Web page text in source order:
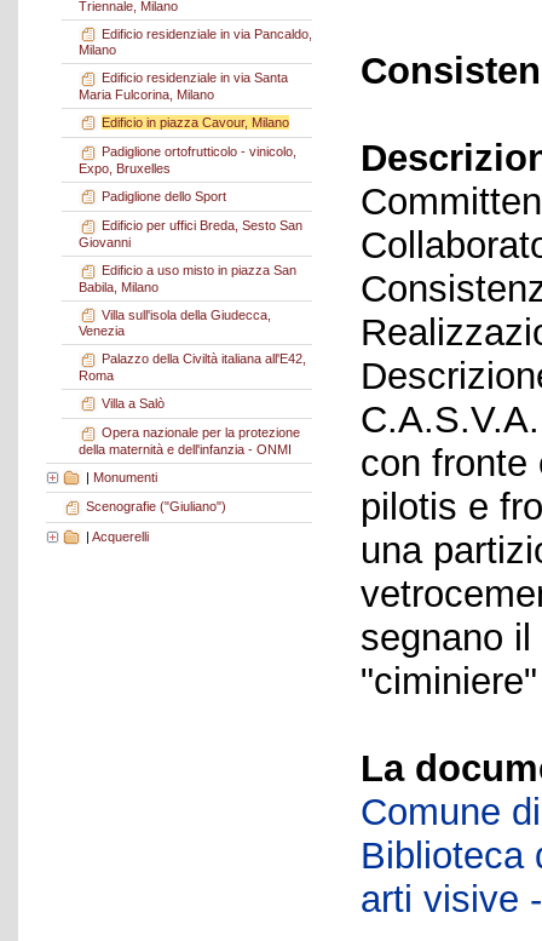
Triennale, Milano
Edificio residenziale in via Pancaldo,
Milano
Edificio residenziale in via Santa
Maria Fulcorina, Milano
Edificio in piazza Cavour, Milano
Padiglione ortofrutticolo - vinicolo,
Expo, Bruxelles
Padiglione dello Sport
Edificio per uffici Breda, Sesto San
Giovanni
Edificio a uso misto in piazza San
Babila, Milano
Villa sull'isola della Giudecca,
Venezia
Palazzo della Civiltà italiana all'E42,
Roma
Villa a Salò
Opera nazionale per la protezione
della maternità e dell'infanzia - ONMI
| Monumenti
Scenografie ("Giuliano")
| Acquerelli
con fronte
pilotis e
una
segnano
La
Comune
Biblioteca
arti visive